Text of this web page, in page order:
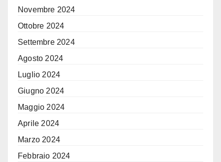
Novembre 2024
Ottobre 2024
Settembre 2024
Agosto 2024
Luglio 2024
Giugno 2024
Maggio 2024
Aprile 2024
Marzo 2024
Febbraio 2024